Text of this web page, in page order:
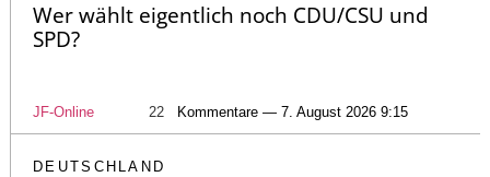
Wer wählt eigentlich noch CDU/CSU und
SPD?
JF-Online 22 Kommentare — 7. August 2026 9:15
DEUTSCHLAND